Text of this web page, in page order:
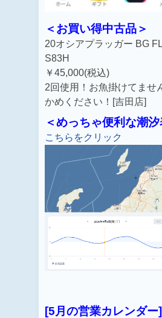
＜お買い得中古品＞
20オシアプラッガー BG
S83H
￥45,000(税込)
2回使用！お魚掛けてませ
かめください！[吉田店]
＜めっちゃ便利な潮汐
こちらをクリック
[5月の営業カレンダー]